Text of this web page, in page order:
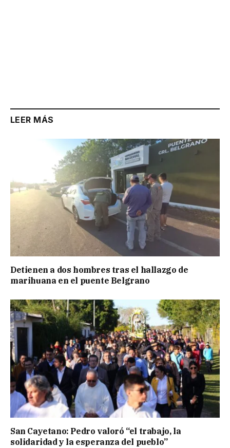
LEER MÁS
Detienen a dos hombres tras el hallazgo de
marihuana en el puente Belgrano
San Cayetano: Pedro valoró “el trabajo, la
solidaridad y la esperanza del pueblo”